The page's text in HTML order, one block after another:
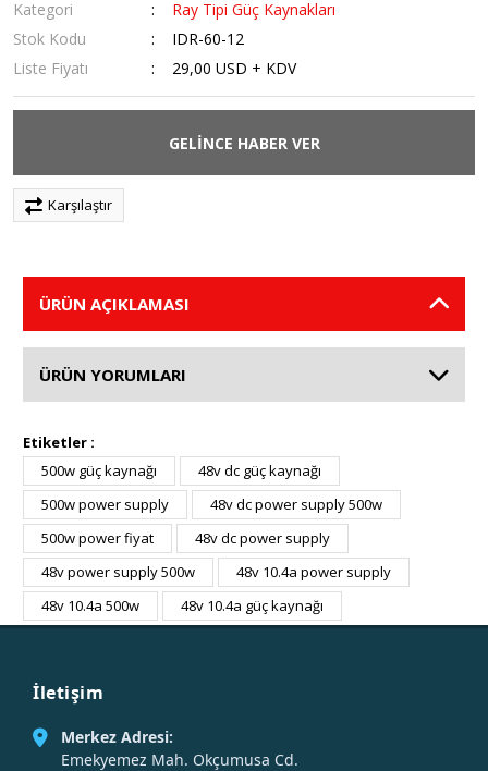
Kategori
Ray Tipi Güç Kaynakları
Stok Kodu
IDR-60-12
Liste Fiyatı
29,00 USD + KDV
GELİNCE HABER VER
Karşılaştır
ÜRÜN AÇIKLAMASI
ÜRÜN YORUMLARI
Etiketler :
500w güç kaynağı
48v dc güç kaynağı
500w power supply
48v dc power supply 500w
500w power fiyat
48v dc power supply
48v power supply 500w
48v 10.4a power supply
48v 10.4a 500w
48v 10.4a güç kaynağı
İletişim
Merkez Adresi:
Emekyemez Mah. Okçumusa Cd.